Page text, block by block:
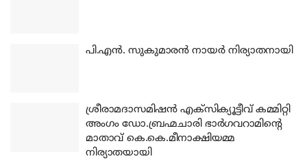
പി.എന്‍. സുകുമാരന്‍ നായര്‍ നിര്യാതനായി
ശ്രീരാമദാസമിഷന്‍ എക്‌സിക്യൂട്ടീവ് കമ്മിറ്റി
അംഗം ഡോ.ബ്രഹ്മചാരി ഭാര്‍ഗവറാമിന്റെ
മാതാവ് കെ.കെ.മീനാക്ഷിയമ്മ
നിര്യാതയായി